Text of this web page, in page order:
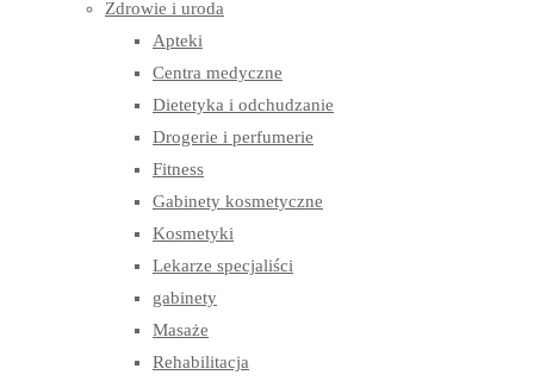
Zdrowie i uroda
Apteki
Centra medyczne
Dietetyka i odchudzanie
Drogerie i perfumerie
Fitness
Gabinety kosmetyczne
Kosmetyki
Lekarze specjaliści
gabinety
Masaże
Rehabilitacja